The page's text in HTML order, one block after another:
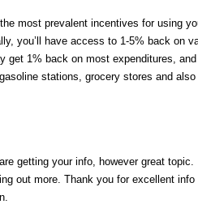
most prevalent incentives for using
you’ll have access to 1-5% back on
get 1% back on most expenditures,
stations, grocery stores and also
getting your info, however great
out more. Thank you for excellent